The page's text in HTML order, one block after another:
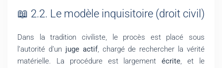
📖 2.2. Le modèle inquisitoire (droit civil)
Dans la tradition civiliste, le procès est placé sous
l’autorité d’un juge actif, chargé de rechercher la vérité
matérielle. La procédure est largementécrite, et le